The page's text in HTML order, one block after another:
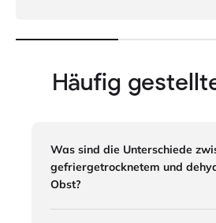
Häufig
Was sind die Unterschiede
gefriergetrocknetem und
Obst?